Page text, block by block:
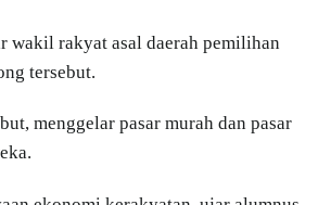
wakil rakyat asal daerah pemilihan
tersebut.
menggelar pasar murah dan pasar